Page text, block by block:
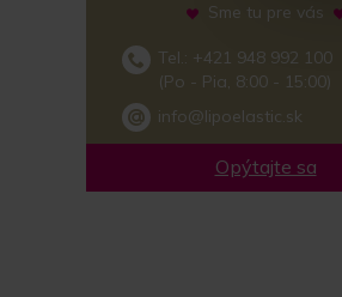
Sme tu pre vás
Tel.: +421 948 992 100
(Po - Pia, 8:00 - 15:00)
info@lipoelastic.sk
Opýtajte sa